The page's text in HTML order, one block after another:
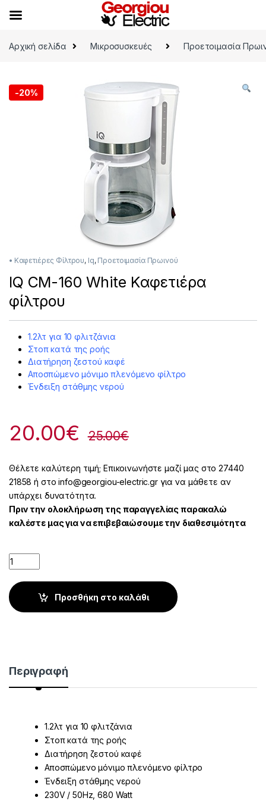
Αρχική σελίδα
Μικροσυσκευές Προετοιμασία
-20%
• Καφετιέρες Φίλτρου, Iq, Προετοιμασία Πρωινού
IQ CM-160 White Καφετιέρα
φίλτρου
1.2λτ για 10 φλιτζάνια
Στοπ κατά της ροής
Διατήρηση ζεστού καφέ
Αποσπώμενο μόνιμο πλενόμενο φίλτρο
Ένδειξη στάθμης νερού
20.00€ 25.00€
Θέλετε καλύτερη τιμή; Επικοινωνήστε μαζί μας στο 27440
21858 ή στο info@georgiou-electric.gr για να μάθετε αν
υπάρχει δυνατότητα.
Πριν την ολοκλήρωση της παραγγελίας παρακαλώ
καλέστε μας για να επιβεβαιώσουμε την διαθεσιμότητα
Quantity
Προσθήκη στο καλάθι
Περιγραφή
1.2λτ για 10 φλιτζάνια
Στοπ κατά της ροής
Διατήρηση ζεστού καφέ
Αποσπώμενο μόνιμο πλενόμενο φίλτρο
Ένδειξη στάθμης νερού
230V / 50Hz, 680 Watt